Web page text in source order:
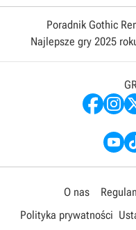
Poradnik Gothic
Najlepsze gry 2025
O nas
Polityka prywatności